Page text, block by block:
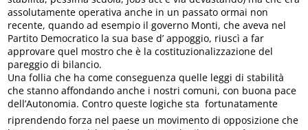
assolutamente operativa anche in un passato ormai non
recente, quando ad esempio il governo Monti, che aveva nel
Partito Democratico la sua base d’ appoggio, riuscì a far
approvare quel mostro che è la costituzionalizzazione del
pareggio di bilancio.
Una follia che ha come conseguenza quelle leggi di stabilità
che stanno affondando anche i nostri comuni, con buona pace
dell’Autonomia. Contro queste logiche sta  fortunatamente 
riprendendo forza nel paese un movimento di opposizione che